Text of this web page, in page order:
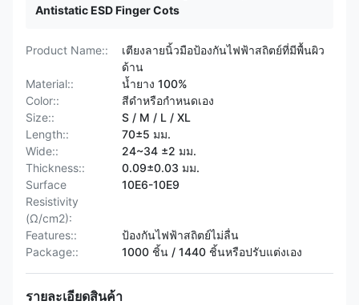
Antistatic ESD Finger Cots
Product Name::
เตียงลายนิ้วมือป้องกันไฟฟ้าสถิตย์ที่มีพื้นผิว
ด้าน
Material::
น้ำยาง 100%
Color::
สีดำหรือกำหนดเอง
Size::
S / M / L / XL
Length::
70±5 มม.
Wide::
24~34 ±2 มม.
Thickness::
0.09±0.03 มม.
Surface
Resistivity
(Ω/cm2):
10E6-10E9
Features::
ป้องกันไฟฟ้าสถิตย์ไม่ลื่น
Package::
1000 ชิ้น / 1440 ชิ้นหรือปรับแต่งเอง
รายละเอียดสินค้า